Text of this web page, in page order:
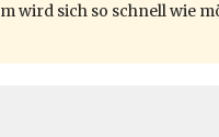
wird sich so schnell wie